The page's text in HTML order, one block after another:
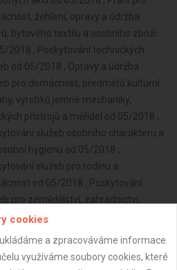
cookies
a zpracováváme informace
využíváme soubory cookies, které